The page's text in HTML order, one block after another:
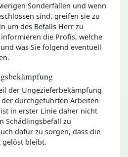
Sonderfällen und wenn
sind, greifen sie zu
um des Befalls Herr zu
die Profis, welche
was Sie folgend eventuell
der Ungezieferbekämpfung
durchgeführten Arbeiten
in erster Linie daher nicht
Schädlingsbefall zu
dafür zu sorgen, dass die
gelöst bleibt.